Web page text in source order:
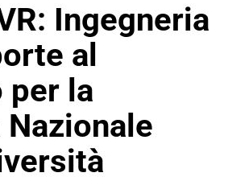
Ingegneria
al
per la